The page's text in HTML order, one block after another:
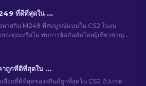
สกิน M249 ที่ดีที่สุดใน CS2 สำหรับทุกงบประมาณ
หาสกิน M249 ที่สมบูรณ์แบบใน CS2 ในงบ
องคุณหรือไม่ พบการจัดอันดับโดยผู้เชี่ยวชาญ
สกินราคาถูกที่ดีที่สุดใน CS2 [2026]
ลือกที่ดีที่สุดของสกินที่ถูกที่สุดใน CS2 อัปเกรด